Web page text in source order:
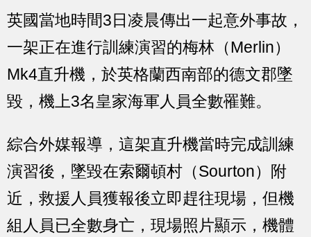
英國當地時間3日凌晨傳出一起意外事故，
一架正在進行訓練演習的梅林（Merlin）
Mk4直升機，於英格蘭西南部的德文郡墜
毀，機上3名皇家海軍人員全數罹難。
綜合外媒報導，這架直升機當時完成訓練
演習後，墜毀在索爾頓村（Sourton）附
近，救援人員獲報後立即趕往現場，但機
組人員已全數身亡，現場照片顯示，機體